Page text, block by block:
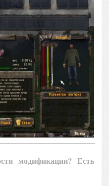
модификации? Есть